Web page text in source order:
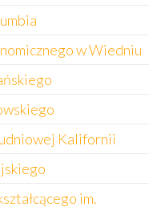
w Wiedniu
Kalifornii
im.